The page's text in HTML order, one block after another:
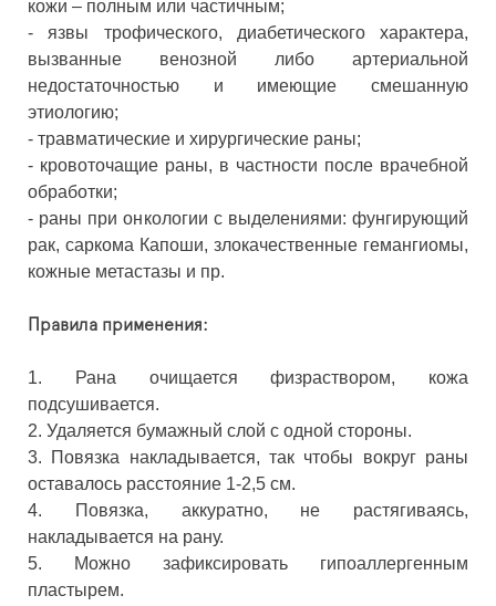
кожи – полным или частичным;
- язвы трофического, диабетического характера,
вызванные венозной либо артериальной
недостаточностью и имеющие смешанную
этиологию;
- травматические и хирургические раны;
- кровоточащие раны, в частности после врачебной
обработки;
- раны при онкологии с выделениями: фунгирующий
рак, саркома Капоши, злокачественные гемангиомы,
кожные метастазы и пр.
Правила применения:
1. Рана очищается физраствором, кожа
подсушивается.
2. Удаляется бумажный слой с одной стороны.
3. Повязка накладывается, так чтобы вокруг раны
оставалось расстояние 1-2,5 см.
4. Повязка, аккуратно, не растягиваясь,
накладывается на рану.
5. Можно зафиксировать гипоаллергенным
пластырем.